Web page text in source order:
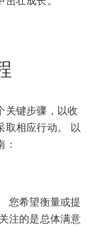
关键步骤，以收
取相应行动。 以
您希望衡量或提
注的是总体满意